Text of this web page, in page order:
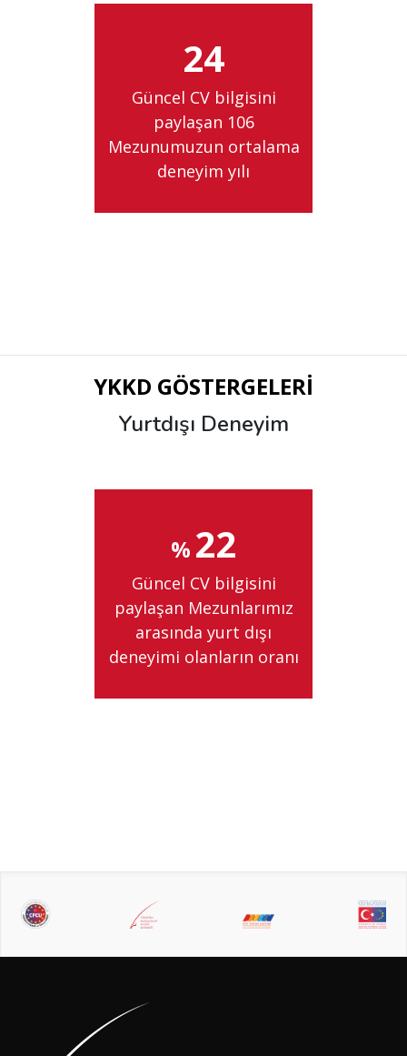
24
Güncel CV bilgisini
paylaşan 106
Mezunumuzun ortalama
deneyim yılı
YKKD GÖSTERGELERİ
Yurtdışı Deneyim
% 24
Güncel CV bilgisini
paylaşan Mezunlarımız
arasında yurt dışı
deneyimi olanların oranı